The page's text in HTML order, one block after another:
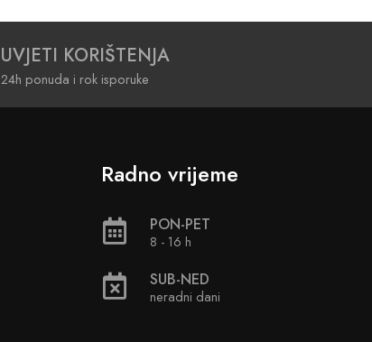
UVJETI KORIŠTENJA
24h ponuda i rok isporuke
Radno vrijeme
PON-PET
8 - 16 h
SUB-NED
neradni dani